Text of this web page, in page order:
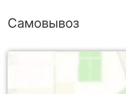
Самовывоз